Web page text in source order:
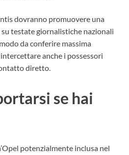
dovranno promuovere una
testate giornalistiche nazionali
da conferire massima
anche i possessori
diretto.
se hai
potenzialmente inclusa nel